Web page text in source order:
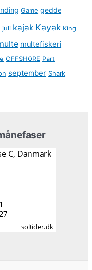
Game gedde
juli kajak Kayak King
multefiskeri
OFFSHORE Part
september Shark